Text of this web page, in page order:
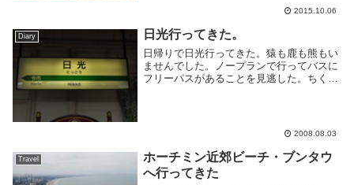
だ。ツアーはぐぐって一番上に出てきた軍
んだ。休日だっ...
2015.10.06
Diary 日光行ってきた。
日帰りで日光行ってきた。猿も鹿も熊もい
ませんでした。ノープランで行ってバスに
フリーパスがあることを見逃した。ちくし
2008.08.03
Travel
ホーチミン近郊ビーチ・ブンタウ
へ行ってきた